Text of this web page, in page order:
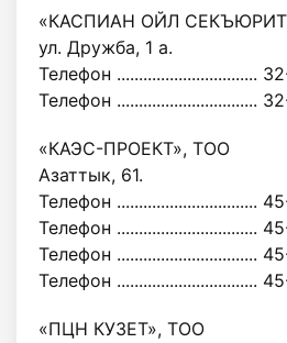
«КАСПИАН ОЙЛ
ул. Дружба, 1 а.
Телефон ................................
Телефон ................................
«КАЭС-ПРОЕКТ», ТОО
Азаттык, 61.
Телефон ................................
Телефон ................................
Телефон ................................
Телефон ................................
«ПЦН КУЗЕТ», ТОО